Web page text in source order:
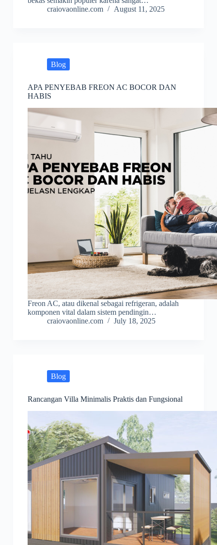
craiovaonline.com
August 11, 2025
Blog
APA PENYEBAB FREON AC BOCOR DAN
HABIS
Freon AC, atau dikenal sebagai refrigeran, adalah
komponen vital dalam sistem pendingin…
craiovaonline.com
July 18, 2025
Blog
Rancangan Villa Minimalis Praktis dan Fungsional